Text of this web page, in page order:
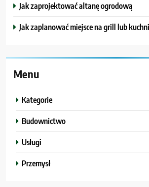
Jak zaprojektować altanę ogrodową
Jak zaplanować miejsce na grill lub
Menu
Kategorie
Budownictwo
Usługi
Przemysł